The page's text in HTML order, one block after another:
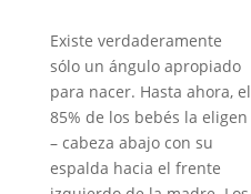
Existe verdaderamente
sólo un ángulo apropiado
para nacer. Hasta ahora, el
85% de los bebés la eligen
– cabeza abajo con su
espalda hacia el frente